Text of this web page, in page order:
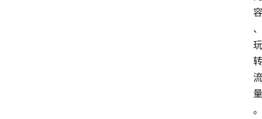
容
、
玩
转
流
量
。